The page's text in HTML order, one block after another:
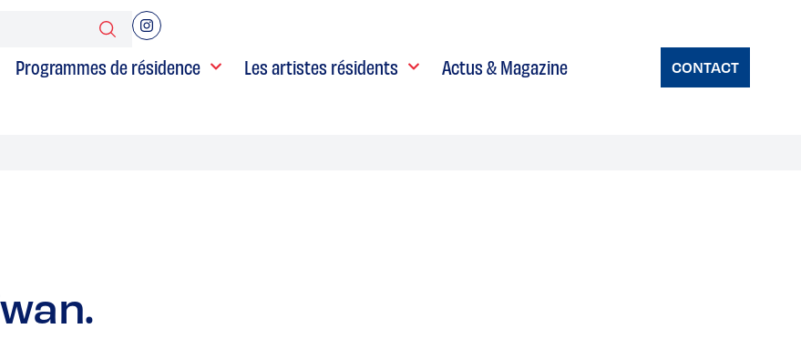
Programmes de résidence Les artistes résidents
Actus & Magazine
CONTACT